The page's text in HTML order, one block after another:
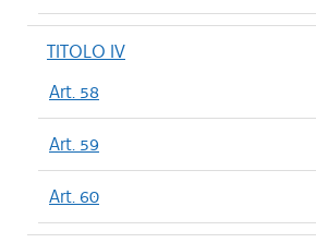
TITOLO IV
Art. 58
Art. 59
Art. 60